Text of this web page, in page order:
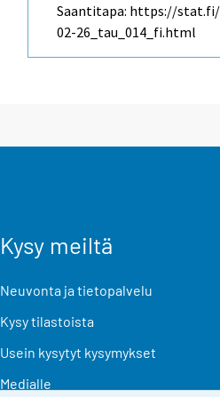
Saantitapa: https://
02-26_tau_014_fi.html
Kysy meiltä
Neuvonta ja tietopalvelu
Kysy tilastoista
Usein kysytyt kysymykset
Medialle